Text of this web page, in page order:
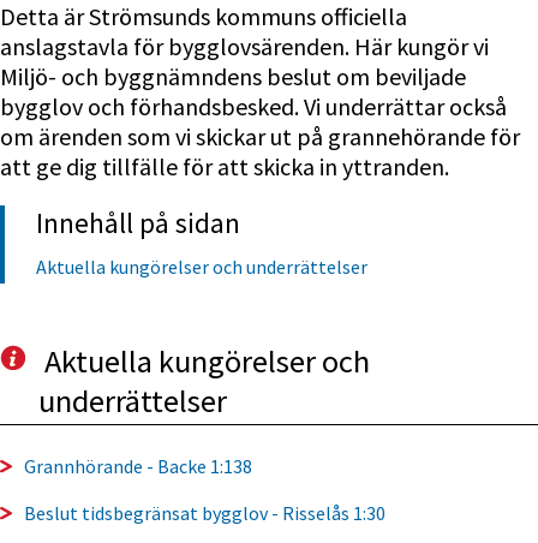
Detta är Strömsunds kommuns officiella
anslagstavla för bygg­lovs­ärenden. Här kun­gör vi
Miljö- och byggnämndens beslut om bevilj­ade
bygglov och förhands­besked. Vi underrättar också
om ärenden som vi skickar ut på grannehörande för
att ge dig tillfälle för att skicka in yttranden.
Innehåll på sidan
Aktuella kungörelser och underrättelser
Aktuella kungörelser och
underrättelser
Grannhörande - Backe 1:138
Beslut tidsbegränsat bygglov - Risselås 1:30